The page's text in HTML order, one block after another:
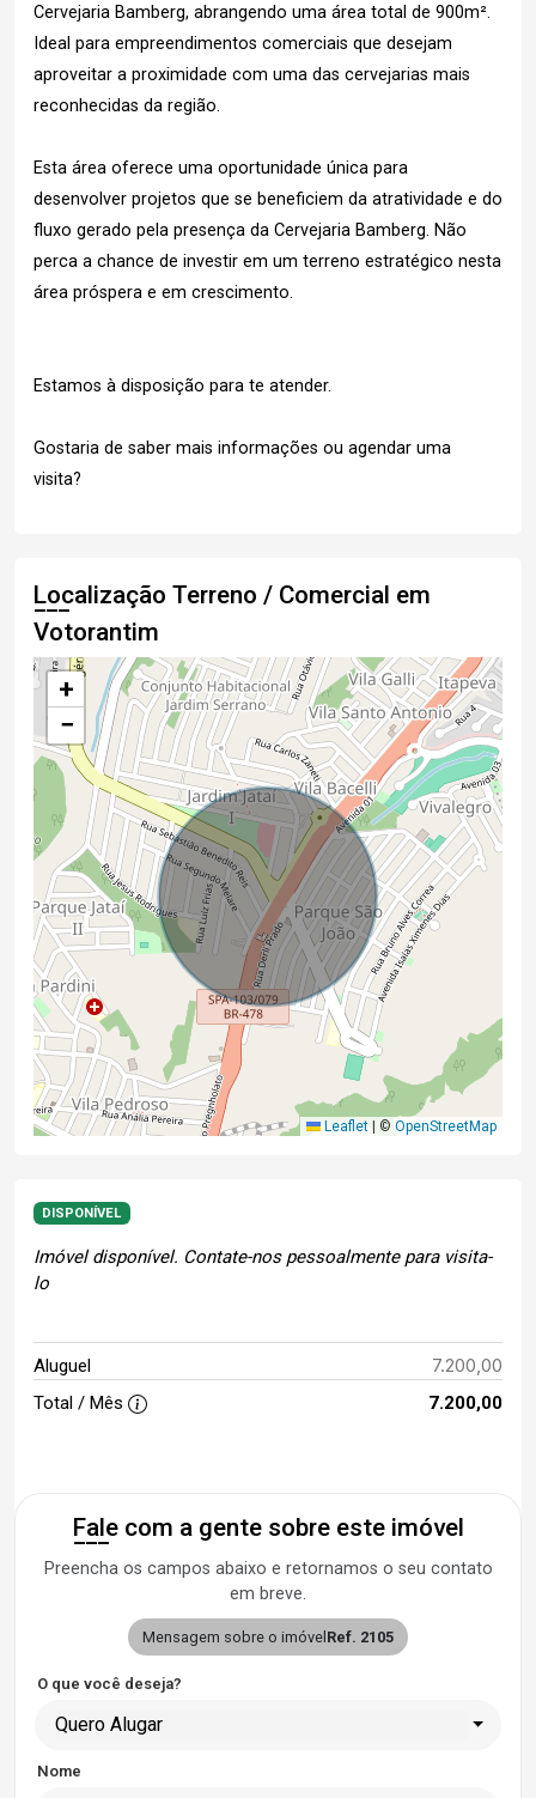
Cervejaria Bamberg, abrangendo uma área total de 900m².
Ideal para empreendimentos comerciais que desejam
aproveitar a proximidade com uma das cervejarias mais
reconhecidas da região.
Esta área oferece uma oportunidade única para
desenvolver projetos que se beneficiem da atratividade e do
fluxo gerado pela presença da Cervejaria Bamberg. Não
perca a chance de investir em um terreno estratégico nesta
área próspera e em crescimento.
Estamos à disposição para te atender.
Gostaria de saber mais informações ou agendar uma
visita?
Localização Terreno / Comercial em
Votorantim
+
−
Leaflet © OpenStreetMap
DISPONÍVEL
Imóvel disponível. Contate-nos pessoalmente para visita-
lo
Aluguel 7.200,00
Total / Mês 7.200,00
Fale com a gente sobre este imóvel
Preencha os campos abaixo e retornamos o seu contato
em breve.
Mensagem sobre o imóvel Ref. 2105
O que você deseja?
Quero Alugar
Nome